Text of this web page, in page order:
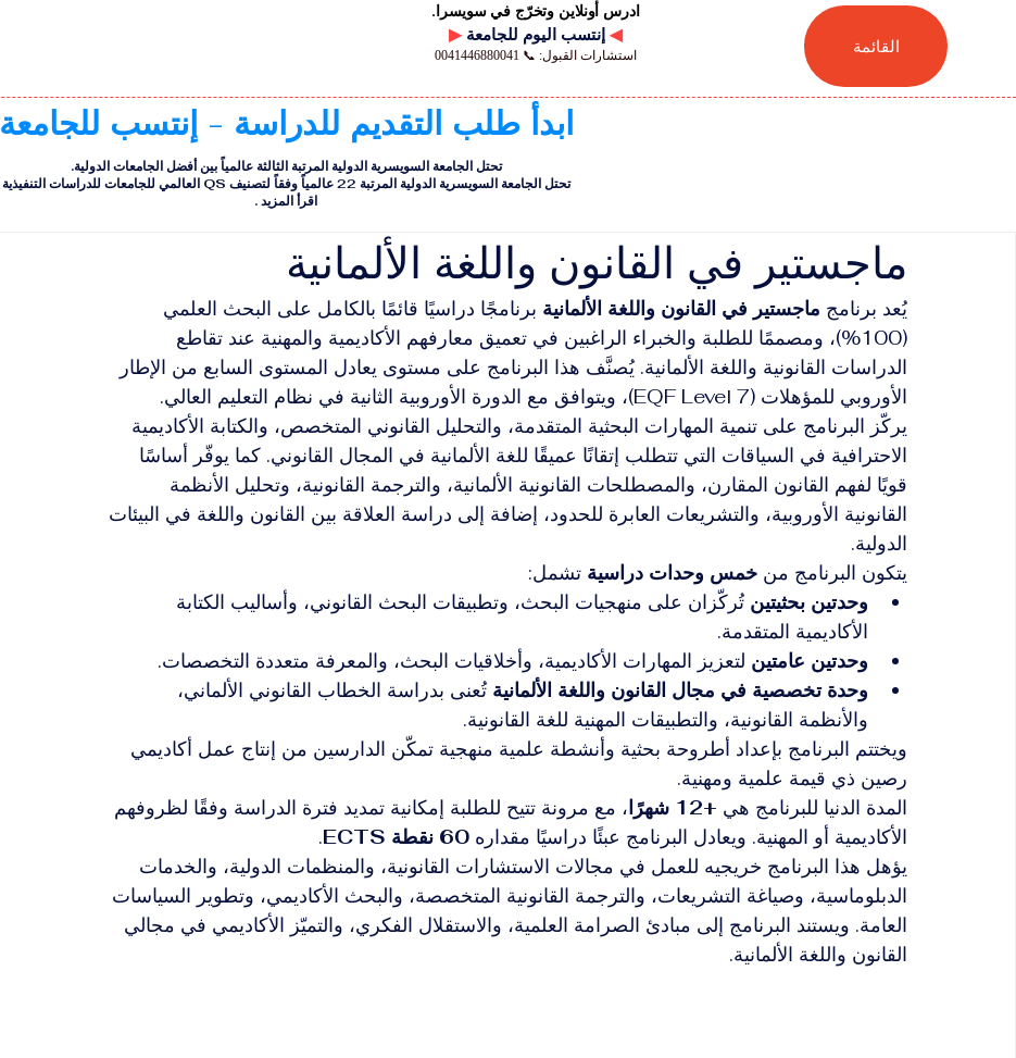
ادرس أونلاين وتخرّج في سويسرا.
▶ ◀
استشارات القبول: 📞 0041446880041 القائمة
ابدأ طلب التقديم للدراسة - إنتسب للجامعة
تحتل الجامعة السويسرية الدولية المرتبة الثالثة عالمياً بين أفضل الجامعات الدولية.
تحتل الجامعة السويسرية الدولية المرتبة 22 عالمياً وفقاً لتصنيف QS العالمي للجامعات للدراسات التنفيذية
اقرأ المزيد.
ماجستير في القانون واللغة الألمانية
يُعد برنامج ماجستير في القانون واللغة الألمانية برنامجًا دراسيًا قائمًا بالكامل على البحث العلمي
(100%)، ومصممًا للطلبة والخبراء الراغبين في تعميق معارفهم الأكاديمية والمهنية عند تقاطع
الدراسات القانونية واللغة الألمانية. يُصنَّف هذا البرنامج على مستوى يعادل المستوى السابع من الإطار
الأوروبي للمؤهلات (EQF Level 7)، ويتوافق مع الدورة الأوروبية الثانية في نظام التعليم العالي.
يركّز البرنامج على تنمية المهارات البحثية المتقدمة، والتحليل القانوني المتخصص، والكتابة الأكاديمية
الاحترافية في السياقات التي تتطلب إتقانًا عميقًا للغة الألمانية في المجال القانوني. كما يوفّر أساسًا
قويًا لفهم القانون المقارن، والمصطلحات القانونية الألمانية، والترجمة القانونية، وتحليل الأنظمة
القانونية الأوروبية، والتشريعات العابرة للحدود، إضافة إلى دراسة العلاقة بين القانون واللغة في البيئات
الدولية.
يتكون البرنامج من خمس وحدات دراسية تشمل:
وحدتين بحثيتين تُركّزان على منهجيات البحث، وتطبيقات البحث القانوني، وأساليب الكتابة
الأكاديمية المتقدمة.
وحدتين عامتين لتعزيز المهارات الأكاديمية، وأخلاقيات البحث، والمعرفة متعددة التخصصات.
وحدة تخصصية في مجال القانون واللغة الألمانية تُعنى بدراسة الخطاب القانوني الألماني،
والأنظمة القانونية، والتطبيقات المهنية للغة القانونية.
ويختتم البرنامج بإعداد أطروحة بحثية وأنشطة علمية منهجية تمكّن الدارسين من إنتاج عمل أكاديمي
رصين ذي قيمة علمية ومهنية.
المدة الدنيا للبرنامج هي +12 شهرًا
، مع مرونة تتيح للطلبة إمكانية تمديد فترة الدراسة وفقًا لظروفهم
الأكاديمية أو المهنية. ويعادل البرنامج عبئًا دراسيًا مقداره 60 نقطة ECTS
.
يؤهل هذا البرنامج خريجيه للعمل في مجالات الاستشارات القانونية، والمنظمات الدولية، والخدمات
الدبلوماسية، وصياغة التشريعات، والترجمة القانونية المتخصصة، والبحث الأكاديمي، وتطوير السياسات
العامة. ويستند البرنامج إلى مبادئ الصرامة العلمية، والاستقلال الفكري، والتميّز الأكاديمي في مجالي
القانون واللغة الألمانية.